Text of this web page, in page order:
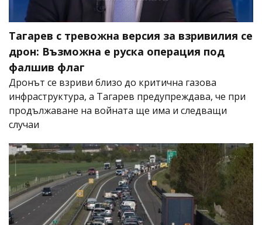
Тагарев с тревожна версия за взривилия се
дрон: Възможна е руска операция под
фалшив флаг
Дронът се взриви близо до критична газова
инфраструктура, а Тагарев предупреждава, че при
продължаване на войната ще има и следващи
случаи